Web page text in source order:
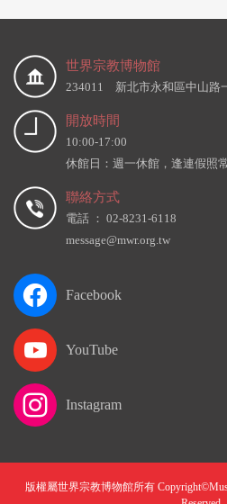
世界宗教博物館
234011 新北市永和區中山路
開放時間
10:00-17:00
休館日：週一休館，逢連假照
聯絡方式
電話 ： 02-8231-6118
message@mwr.org.tw
Facebook
YouTube
Instagram
版權屬世界宗教博物館所有